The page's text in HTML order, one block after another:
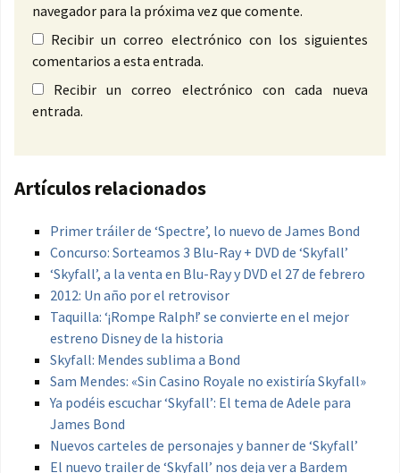
navegador para la próxima vez que comente.
Recibir un correo electrónico con los siguientes
comentarios a esta entrada.
Recibir un correo electrónico con cada nueva
entrada.
Artículos relacionados
Primer tráiler de ‘Spectre’, lo nuevo de James Bond
Concurso: Sorteamos 3 Blu-Ray + DVD de ‘Skyfall’
‘Skyfall’, a la venta en Blu-Ray y DVD el 27 de febrero
2012: Un año por el retrovisor
Taquilla: ‘¡Rompe Ralph!’ se convierte en el mejor
estreno Disney de la historia
Skyfall: Mendes sublima a Bond
Sam Mendes: «Sin Casino Royale no existiría Skyfall»
Ya podéis escuchar ‘Skyfall’: El tema de Adele para
James Bond
Nuevos carteles de personajes y banner de ‘Skyfall’
El nuevo trailer de ‘Skyfall’ nos deja ver a Bardem